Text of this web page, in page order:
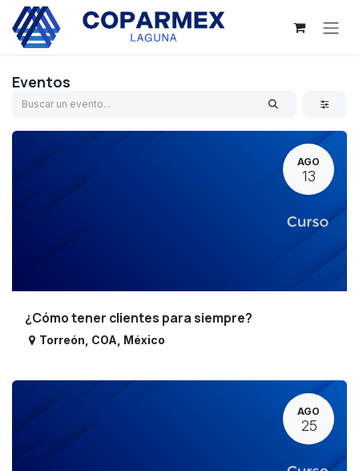
Ir al contenido
Eventos
AGO
13
¿Cómo tener clientes para siempre?
Torreón COA México
AGO
25